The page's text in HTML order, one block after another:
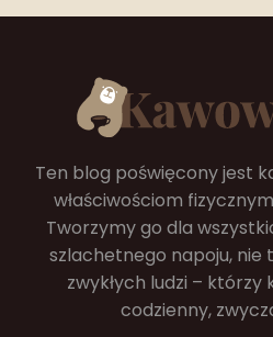
Ten blog poświęcony jest
właściwościom
Tworzymy go dla
szlachetnego napoju, nie
zwykłych ludzi –
codzienny,